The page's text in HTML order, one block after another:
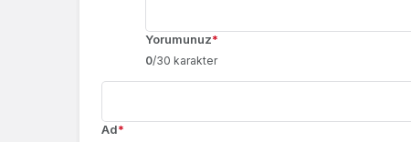
Yorumunuz*
0/30 karakter
Ad*